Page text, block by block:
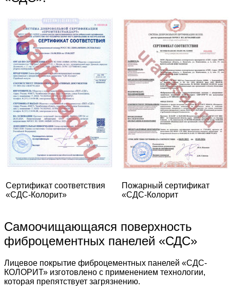
Сертификат соответствия
«СДС-Колорит»
Пожарный сертификат
«СДС-Колорит
Самоочищающаяся поверхность
фиброцементных панелей «СДС»
Лицевое покрытие фиброцементных панелей «СДС-
КОЛОРИТ» изготовлено с применением технологии,
которая препятствует загрязнению.